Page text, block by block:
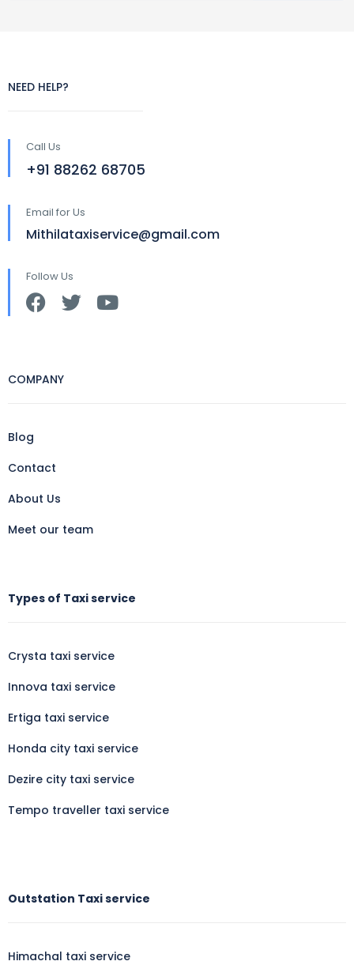
NEED HELP?
Call Us
+91 88262 68705
Email for Us
Mithilataxiservice@gmail.com
Follow Us
COMPANY
Blog
Contact
About Us
Meet our team
Types of Taxi service
Crysta taxi service
Innova taxi service
Ertiga taxi service
Honda city taxi service
Dezire city taxi service
Tempo traveller taxi service
Outstation Taxi service
Himachal taxi service